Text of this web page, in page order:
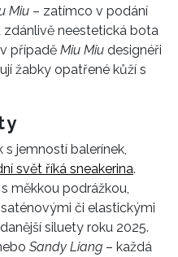
Miu – zatímco v podání
zdánlivě neestetická bota
případě Miu Miu designéři
žabky opatřené kůží s
jemností balerínek,
svět říká sneakerina.
měkkou podrážkou,
či elastickými
siluety roku 2025.
Sandy Liang – každá